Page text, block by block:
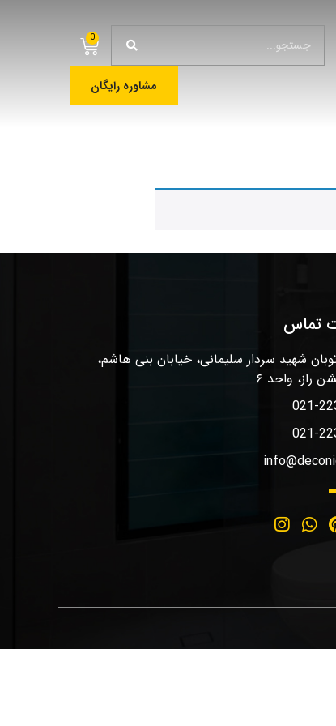
0
مشاوره رایگان
تماس
شهید سردار سلیمانی، خیابان بنی هاشم،
راز، واحد ۶
021-
021-